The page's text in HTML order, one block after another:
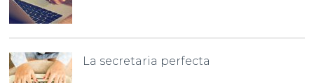
La secretaria perfecta